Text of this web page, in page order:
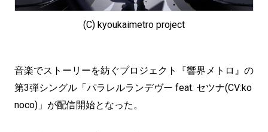
(C) kyoukaimetro project
音楽でストーリーを紡ぐプロジェクト『響界メトロ』の
第3弾シングル「パラレルランデヴー feat. セツナ(CV:ko
noco)」が配信開始となった。